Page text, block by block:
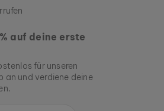
auf deine erste
für unseren
an und verdiene deine